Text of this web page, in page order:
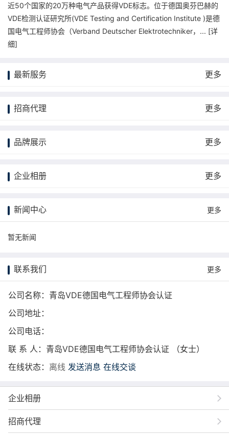
近50个国家的20万种电气产品获得VDE标志。位于德国奥芬巴赫的
VDE检测认证研究所(VDE Testing and Certification Institute )是德
国电气工程师协会（Verband Deutscher Elektrotechniker，... [详
细]
最新服务 更多
招商代理 更多
品牌展示 更多
企业相册 更多
新闻中心 更多
暂无新闻
联系我们 更多
公司名称：青岛VDE德国电气工程师协会认证
公司地址：
公司电话：
联 系 人：青岛VDE德国电气工程师协会认证 （女士）
在线状态： 离线 发送消息 在线交谈
企业相册
招商代理